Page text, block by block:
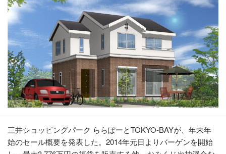
三井ショッピングパーク ららぽーとTOKYO-BAYが、年末年
始のセール概要を発表した。2014年元日よりバーゲンを開始